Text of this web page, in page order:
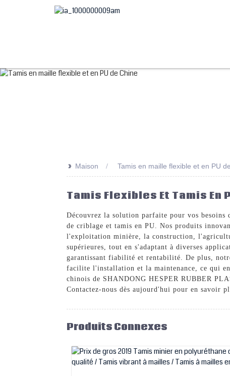
>> Maison Tamis en maille flexible et en PU
Tamis Flexibles Et Tamis En
Découvrez la solution parfaite pour vos
de criblage et tamis en PU. Nos produits
l'exploitation minière, la construction,
supérieures, tout en s'adaptant à diverses
garantissant fiabilité et rentabilité. De plus,
facilite l'installation et la maintenance, ce qui
chinois de SHANDONG HESPER RUBBER
Contactez-nous dès aujourd'hui pour en savoir
Produits Connexes